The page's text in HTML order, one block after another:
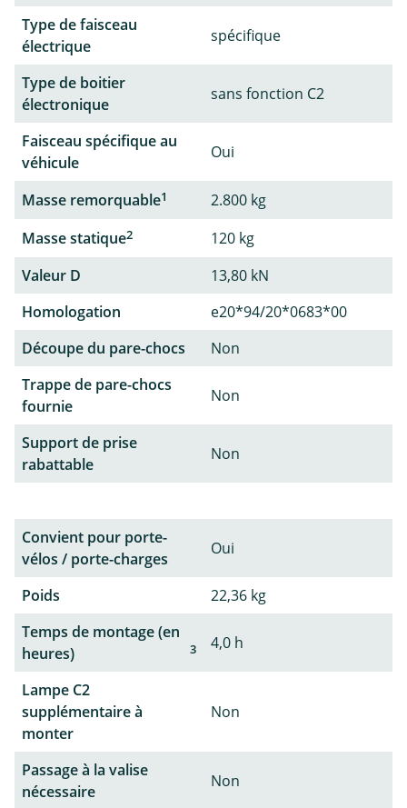
Type de faisceau
électrique
spécifique
Type de boitier
électronique
sans fonction C2
Faisceau spécifique au
véhicule
Oui
Masse remorquable1
2.800 kg
Masse statique2
120 kg
Valeur D
13,80 kN
Homologation
e20*94/20*0683*00
Découpe du pare-chocs
Non
Trappe de pare-chocs
fournie
Non
Support de prise
rabattable
Non
Convient pour porte-
vélos / porte-charges
Oui
Poids
22,36 kg
Temps de montage (en
heures)
3 4,0 h
Lampe C2
supplémentaire à
monter
Non
Passage à la valise
nécessaire
Non